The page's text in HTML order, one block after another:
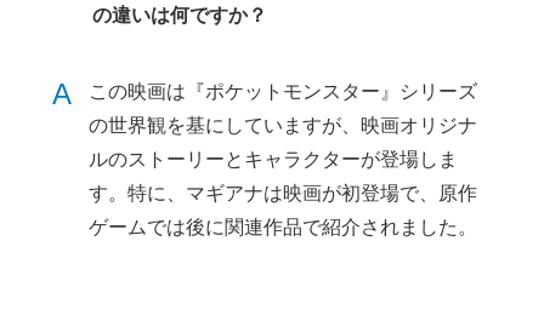
の違いは何ですか？
A
この映画は『ポケットモンスター』シリーズ
の世界観を基にしていますが、映画オリジナ
ルのストーリーとキャラクターが登場しま
す。特に、マギアナは映画が初登場で、原作
ゲームでは後に関連作品で紹介されました。